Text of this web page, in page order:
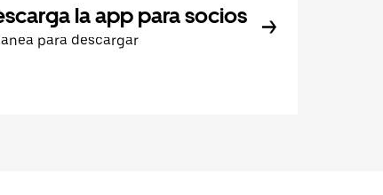
la app para socios
para descargar